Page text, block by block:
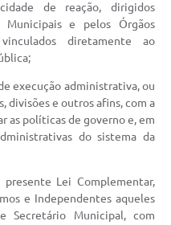
de reação, dirigidos
Municipais e pelos Órgãos
diretamente ao
execução administrativa, ou
divisões e outros afins, com a
as políticas de governo e, em
do sistema da
Lei Complementar,
e Independentes aqueles
Secretário Municipal, com